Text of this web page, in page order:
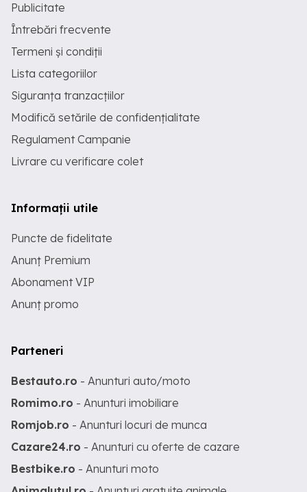
Publicitate
Întrebări frecvente
Termeni și condiții
Lista categoriilor
Siguranța tranzacțiilor
Modifică setările de confidențialitate
Regulament Campanie
Livrare cu verificare colet
Informații utile
Puncte de fidelitate
Anunț Premium
Abonament VIP
Anunț promo
Parteneri
Bestauto.ro - Anunturi auto/moto
Romimo.ro - Anunturi imobiliare
Romjob.ro - Anunturi locuri de munca
Cazare24.ro - Anunturi cu oferte de cazare
Bestbike.ro - Anunturi moto